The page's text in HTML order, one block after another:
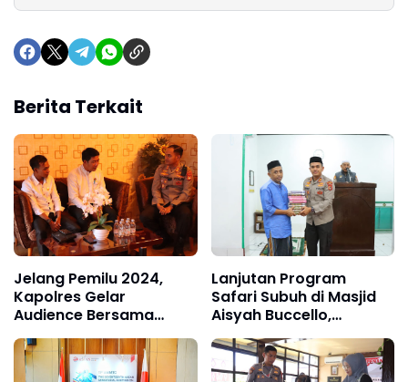
Berita Terkait
Jelang Pemilu 2024,
Kapolres Gelar
Audience Bersama
Ketua KPU Soppeng
Lanjutan Program
Safari Subuh di Masjid
Aisyah Buccello,
Kapolres Soppeng :
Sambut Pemilu 2024
Dengan Damai